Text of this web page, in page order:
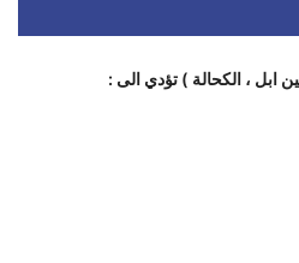
ابل ، الكحالة ) تؤدي الى :